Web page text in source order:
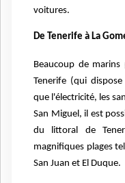
voitures.
De Tenerife à La
Beaucoup de
Tenerife (qui
que l'électricité, les
San Miguel, il est
du littoral de
magnifiques plages
San Juan et El Duque.